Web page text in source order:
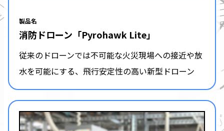
製品名
消防ドローン「Pyrohawk Lite」
従来のドローンでは不可能な火災現場への接近や放
水を可能にする、飛行安定性の高い新型ドローン